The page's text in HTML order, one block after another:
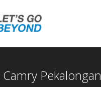
Pekalongan